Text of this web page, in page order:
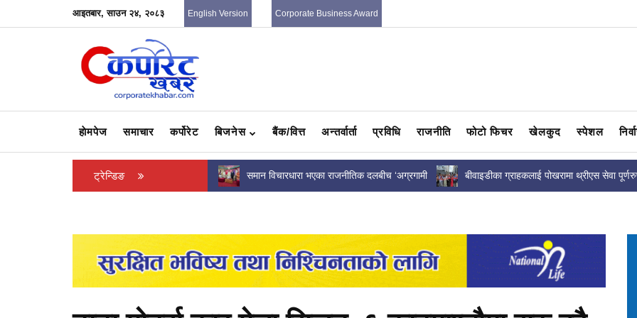
आइतबार, साउन २४, २०८३ English Version Corporate Business Award
हाेमपेज समाचार कर्पोरेट बिजनेस बैंक/वित्त अन्तर्वार्ता प्रविधि राजनीति फोटो फिचर खेलकुद स्पेशल
ट्रेन्डिङ
समान विचारधारा भएका राजनीतिक दलबीच ‘अग्रगामी
बीवाइडीका ग्राहकलाई पोखरामा थ्रीएस सेवा पूर्णरुपमा
काठमाडौंमा ‘जमजम ब्रदर्स’ले थाले व्यवसाय